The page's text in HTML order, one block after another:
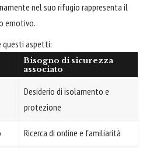
nel suo rifugio rappresenta il
emotivo.
questi aspetti:
Bisogno di sicurezza
associato
Desiderio di isolamento e
protezione
Ricerca di ordine e familiarità